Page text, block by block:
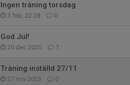
Ingen träning torsdag
3 feb, 22:28 0
God Jul!
20 dec 2025 1
Träning inställd 27/11
27 nov 2025 0